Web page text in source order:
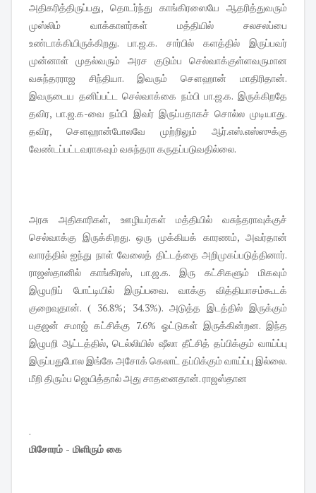
அதிகரித்திருப்பது, தொடர்ந்து காங்கிரஸையே ஆதரித்துவரும்
முஸ்லிம் வாக்காளர்கள் மத்தியில் சலசலப்பை
உண்டாக்கியிருக்கிறது. பா.ஜ.க. சார்பில் களத்தில் இருப்பவர்
முன்னாள் முதல்வரும் அரச குடும்ப செல்வாக்குள்ளவருமான
வசுந்தரராஜ சிந்தியா. இவரும் சௌஹான் மாதிரிதான்.
இவருடைய தனிப்பட்ட செல்வாக்கை நம்பி பா.ஜ.க. இருக்கிறதே
தவிர, பா.ஜ.க-வை நம்பி இவர் இருப்பதாகச் சொல்ல முடியாது.
தவிர, சௌஹான்போலவே முற்றிலும் ஆர்.எஸ்.எஸ்ஸுக்கு
வேண்டப்பட்டவராகவும் வசுந்தரா கருதப்படுவதில்லை.
அரசு அதிகாரிகள், ஊழியர்கள் மத்தியில் வசுந்தராவுக்குச்
செல்வாக்கு இருக்கிறது. ஒரு முக்கியக் காரணம், அவர்தான்
வாரத்தில் ஐந்து நாள் வேலைத் திட்டத்தை அறிமுகப்படுத்தினார்.
ராஜஸ்தானில் காங்கிரஸ், பா.ஜ.க. இரு கட்சிகளும் மிகவும்
இழுபறிப் போட்டியில் இருப்பவை. வாக்கு வித்தியாசம்கூடக்
குறைவுதான். ( 36.8%; 34.3%). அடுத்த இடத்தில் இருக்கும்
பகுஜன் சமாஜ் கட்சிக்கு 7.6% ஓட்டுகள் இருக்கின்றன. இந்த
இழுபறி ஆட்டத்தில், டெல்லியில் ஷீலா தீட்சித் தப்பிக்கும் வாய்ப்பு
இருப்பதுபோல இங்கே அசோக் கெலாட் தப்பிக்கும் வாய்ப்பு இல்லை.
மீறி திரும்ப ஜெயித்தால் அது சாதனைதான். ராஜஸ்தான
.
மிசோரம் - மிளிரும் கை